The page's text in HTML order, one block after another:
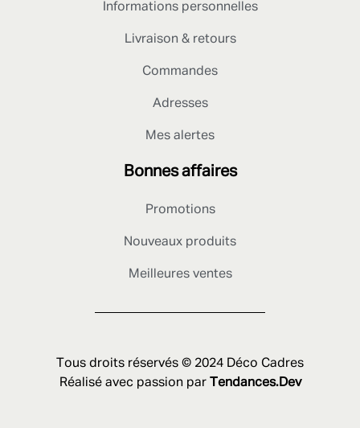
Informations personnelles
Livraison & retours
Commandes
Adresses
Mes alertes
Bonnes affaires
Promotions
Nouveaux produits
Meilleures ventes
Tous droits réservés © 2024 Déco Cadres
Réalisé avec passion par
Tendances.Dev